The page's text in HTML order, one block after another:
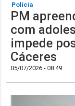
Polícia
PM
com
impede
Cáceres
05/07/2026 - 08:49